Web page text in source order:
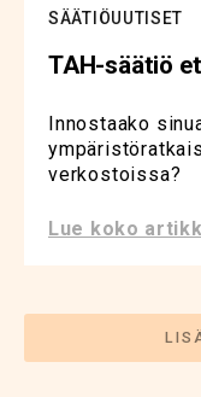
SÄÄTIÖUUTISET
TAH-säätiö
Innostaako
verkostoissa?
Lue koko